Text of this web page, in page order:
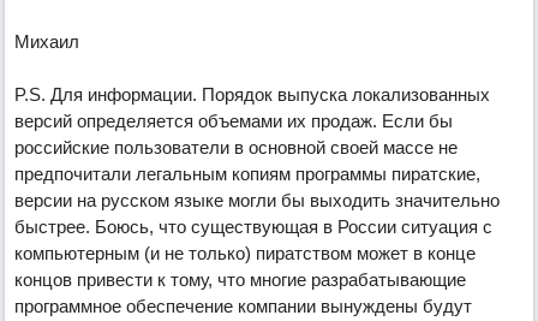
Михаил
P.S. Для информации. Порядок выпуска локализованных
версий определяется объемами их продаж. Если бы
российские пользователи в основной своей массе не
предпочитали легальным копиям программы пиратские,
версии на русском языке могли бы выходить значительно
быстрее. Боюсь, что существующая в России ситуация с
компьютерным (и не только) пиратством может в конце
концов привести к тому, что многие разрабатывающие
программное обеспечение компании вынуждены будут